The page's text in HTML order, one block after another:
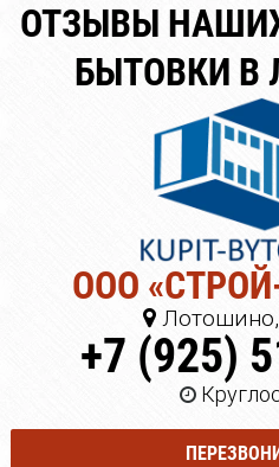
ОТЗЫВЫ
БЫТОВКИ В
ООО
+7 (925)